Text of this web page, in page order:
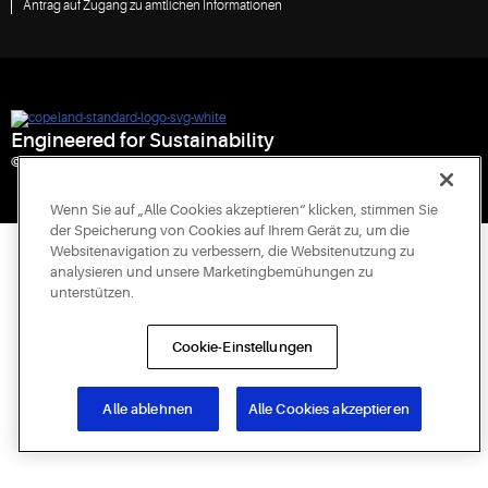
Antrag auf Zugang zu amtlichen Informationen
Engineered for Sustainability
© 2026 Copeland LP. All rights reserved.
Wenn Sie auf „Alle Cookies akzeptieren“ klicken, stimmen Sie
der Speicherung von Cookies auf Ihrem Gerät zu, um die
Websitenavigation zu verbessern, die Websitenutzung zu
analysieren und unsere Marketingbemühungen zu
unterstützen.
Cookie-Einstellungen
Alle ablehnen Alle Cookies akzeptieren